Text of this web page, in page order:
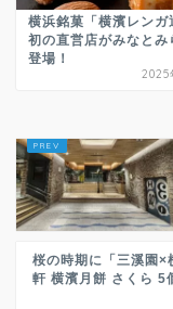
横浜銘菓「横濱レンガ
初の直営店がみなとみ
登場！
2025
桜の時期に「三溪園×
軒 横濱月餅 さくら 5